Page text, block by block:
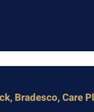
Bradesco, Care